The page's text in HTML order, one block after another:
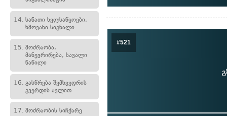
14. სანათი ხელსაწყოები,
ხმოვანი სიგნალი
15. მოძრაობა,
მანევრირება, სავალი
ნაწილი
16. გასწრება შემხვედრის
გვერდის ავლით
17. მოძრაობის სიჩქარე
#521